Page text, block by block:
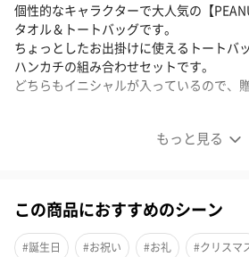
もっと見る
個性的なキャラクターで大人気の【
タオル＆トートバッグです。
ちょっとしたお出掛けに使えるトートバ
ハンカチの組み合わせセットです。
どちらもイニシャルが入っているので、
イニシャルに合わせてスヌーピーが刺繍
デザインです。
この商品におすすめのシーン
#誕生日 #お祝い #お礼 #クリスマ